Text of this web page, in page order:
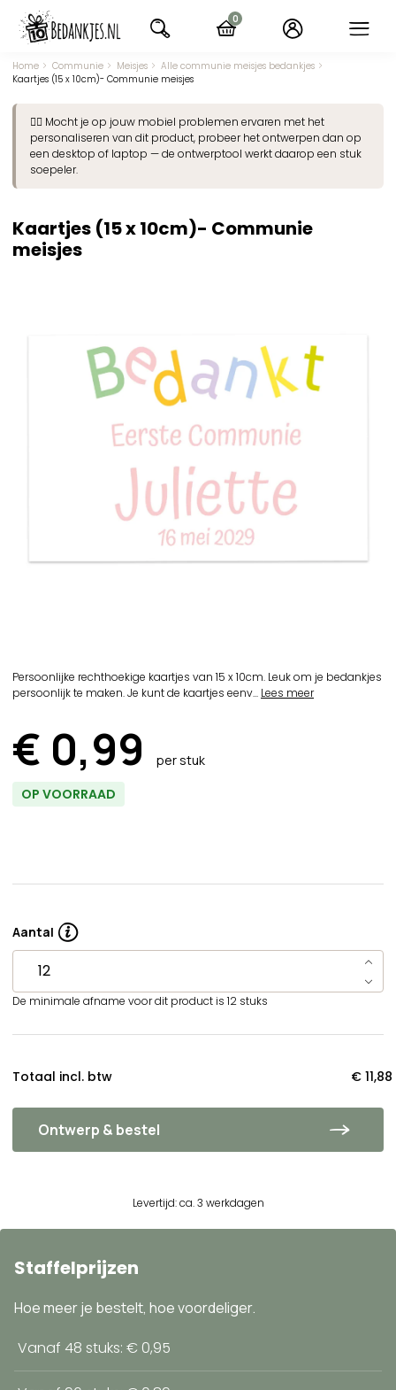
naar
navigatie
Home Communie Meisjes
Alle communie meisjes bedankjes
Kaartjes (15 x 10cm)- Communie meisjes
👉🏽 Mocht je op jouw mobiel problemen ervaren met het
personaliseren van dit product, probeer het ontwerpen dan op
een desktop of laptop — de ontwerptool werkt daarop een stuk
soepeler.
Kaartjes (15 x 10cm)- Communie
meisjes
Persoonlijke rechthoekige kaartjes van 15 x 10cm. Leuk om je bedankjes
persoonlijk te maken. Je kunt de kaartjes eenv... Lees meer
€ 0,99 per stuk
OP VOORRAAD
Ontwerp & bestel
Aantal
De minimale afname voor dit product is 12 stuks
Totaal incl. btw € 11,88
Levertijd: ca. 3 werkdagen
Staffelprijzen
Hoe meer je bestelt, hoe voordeliger.
Vanaf 48 stuks: € 0,95
0
items